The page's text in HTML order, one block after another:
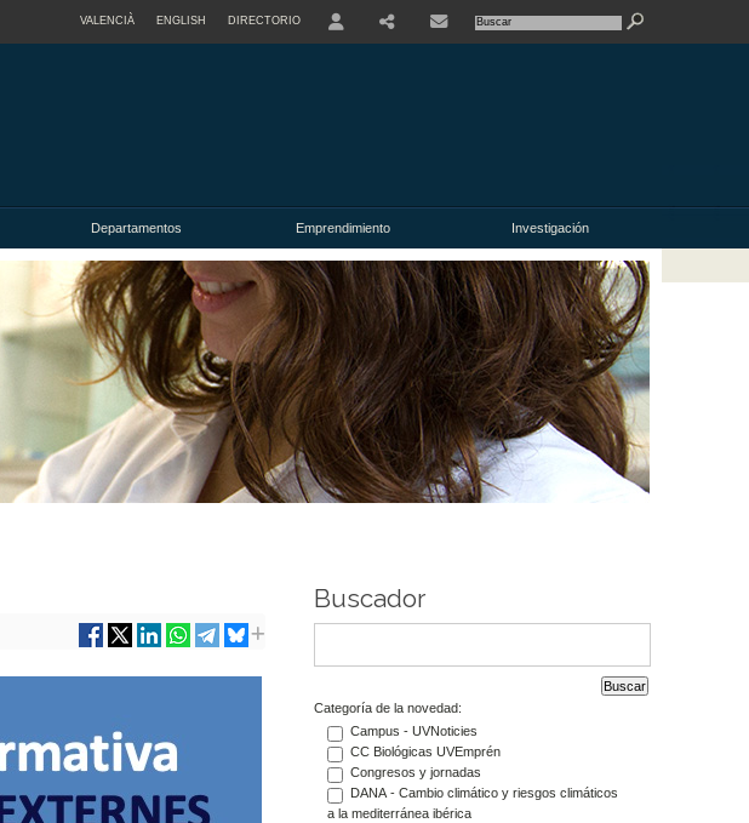
VALENCIÀ ENGLISH DIRECTORIO
Departamentos Emprendimiento Investigación
Buscador
Categoría de la novedad:
Campus - UVNoticies
CC Biológicas UVEmprén
Congresos y jornadas
DANA - Cambio climático y riesgos climáticos
a la mediterránea ibérica